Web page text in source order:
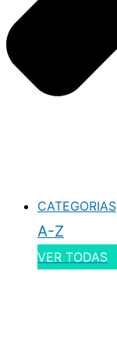
CATEGORIAS
A-Z
VER TODAS